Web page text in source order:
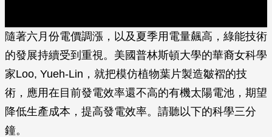
隨著六月份電價調漲，以及夏季用電量飆高，綠能技術
的發展持續受到重視。美國普林斯頓大學的華裔女科學
家Loo, Yueh-Lin，就把模仿植物葉片製造皺褶的技
術，應用在目前發電效率還不高的有機太陽電池，期望
降低生產成本，提高發電效率。請聽以下的科學三分
鐘。